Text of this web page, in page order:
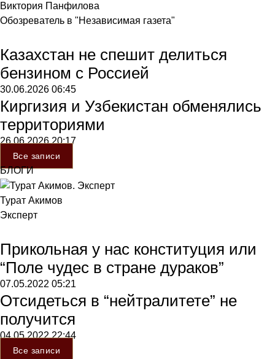
Виктория Панфилова
Обозреватель в "Независимая газета"
Казахстан не спешит делиться
бензином с Россией
30.06.2026 06:45
Киргизия и Узбекистан обменялись
территориями
26.06.202620:17
Все записи
БЛОГИ
Турат Акимов
Эксперт
Прикольная у нас конституция или
“Поле чудес в стране дураков”
07.05.2022 05:21
Отсидеться в “нейтралитете” не
получится
04.05.202222:44
Все записи